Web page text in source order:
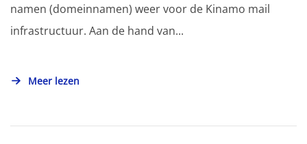
namen (domeinnamen) weer voor de Kinamo mail
infrastructuur. Aan de hand van...
Meer lezen